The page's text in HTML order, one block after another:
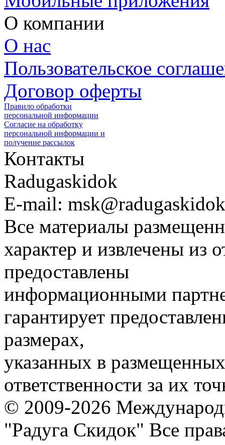
О компании
О нас
Пользовательское
Договор оферты
Правило обработки
персональной информации
Согласие на обработку
персональной информации и
получение рассылок
Контакты
Radugaskidok
E-mail:
Все материалы
характер и извлечены из
предоставлены
информационными
гарантирует
размерах,
указанных в
ответственности за их
© 2009-2026
"Радуга Скидок" Все